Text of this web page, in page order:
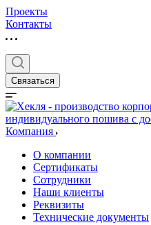
Проекты
Контакты
Связаться
Компания
О компании
Сертификаты
Сотрудники
Наши клиенты
Реквизиты
Технические документы